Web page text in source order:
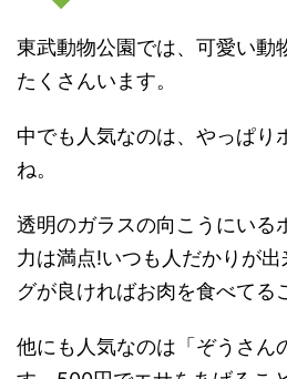
東武動物公園では、可愛い動
たくさんいます。
中でも人気なのは、やっぱり
ね。
透明のガラスの向こうにいる
力は満点!いつも人だかりが
グが良ければお肉を食べてる
他にも人気なのは「ぞうさん